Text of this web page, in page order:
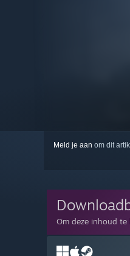
Meld je aan om dit
Om deze inhoud te